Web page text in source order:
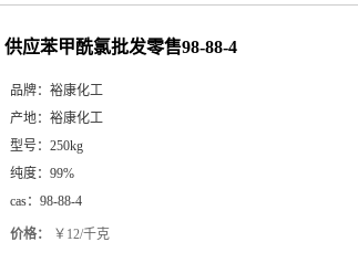
供应苯甲酰氯批发零售98-88-4
品牌： 裕康化工
产地： 裕康化工
型号： 250kg
纯度： 99%
cas： 98-88-4
价格： ￥12/千克